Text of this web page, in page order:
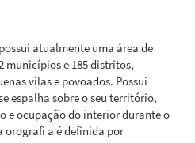
atualmente uma área de
municípios e 185 distritos,
vilas e povoados. Possui
espalha sobre o seu território,
e ocupação do interior durante o
orografi a é definida por